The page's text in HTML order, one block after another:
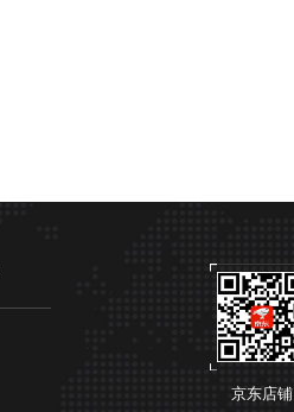
京东店铺